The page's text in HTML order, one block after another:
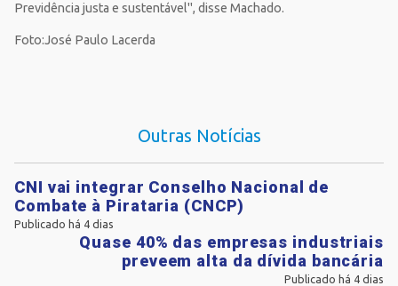
Previdência justa e sustentável", disse Machado.
Foto:José Paulo Lacerda
Outras Notícias
CNI vai integrar Conselho Nacional de
Combate à Pirataria (CNCP)
Publicado há 4 dias
Quase 40% das empresas industriais
preveem alta da dívida bancária
Publicado há 4 dias